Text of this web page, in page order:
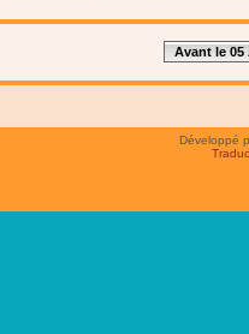
Avant le 05
Développé